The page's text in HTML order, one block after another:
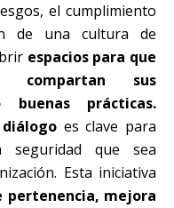
el cumplimiento
de una cultura de
espacios para que
compartan sus
buenas prácticas.
es clave para
que sea
Esta iniciativa
mejora